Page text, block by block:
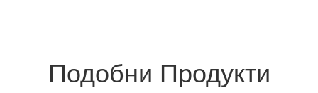
Подобни Продукти